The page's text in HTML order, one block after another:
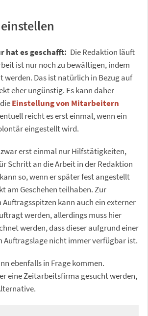
hat es geschafft: Die Redaktion läuft
ist nur noch zu bewältigen, indem
werden. Das ist natürlich in Bezug auf
eher ungünstig. Es kann daher
Einstellung von Mitarbeitern
reicht es erst einmal, wenn ein
eingestellt wird.
erst einmal nur Hilfstätigkeiten,
Schritt an die Arbeit in der Redaktion
so, wenn er später fest angestellt
am Geschehen teilhaben. Zur
kann auch ein externer
werden, allerdings muss hier
werden, dass dieser aufgrund einer
Auftragslage nicht immer verfügbar ist.
ebenfalls in Frage kommen.
eine Zeitarbeitsfirma gesucht werden,